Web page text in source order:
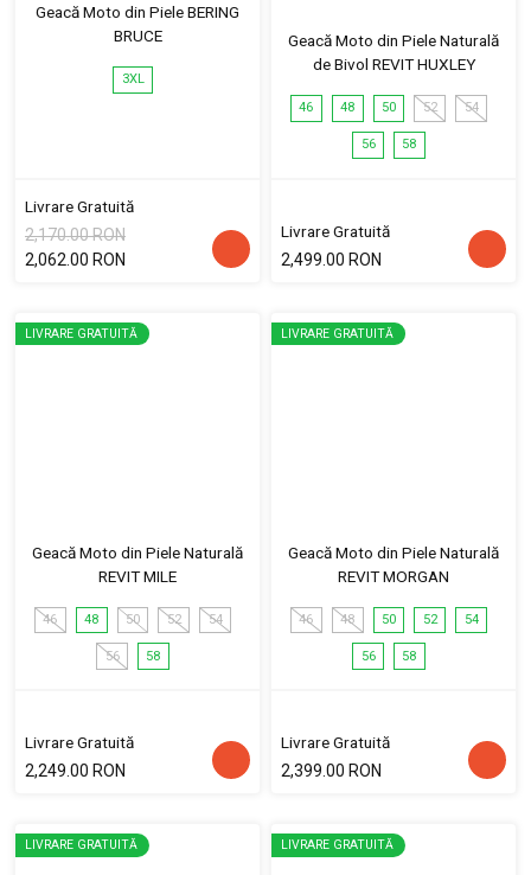
Geacă Moto din Piele BERING
BRUCE
3XL
Livrare Gratuită
2,170.00 RON
2,062.00 RON
Geacă Moto din Piele Naturală
de Bivol REVIT HUXLEY
46 48 50 52 54
56 58
Livrare Gratuită
2,499.00 RON
LIVRARE GRATUITĂ
Geacă Moto din Piele Naturală
REVIT MILE
46 48 50 52 54
56 58
Livrare Gratuită
2,249.00 RON
LIVRARE GRATUITĂ
Geacă Moto din Piele Naturală
REVIT MORGAN
46 48 50 52 54
56 58
Livrare Gratuită
2,399.00 RON
LIVRARE GRATUITĂ LIVRARE GRATUITĂ